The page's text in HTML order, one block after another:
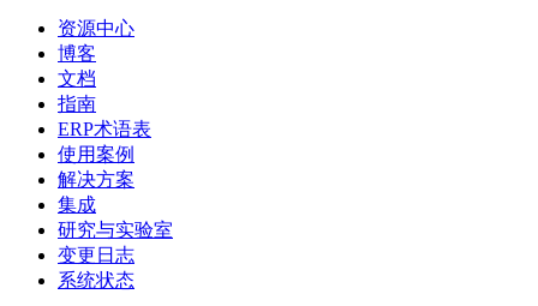
资源中心
博客
文档
指南
ERP术语表
使用案例
解决方案
集成
研究与实验室
变更日志
系统状态